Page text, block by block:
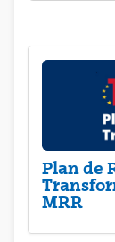
Plan de
MRR